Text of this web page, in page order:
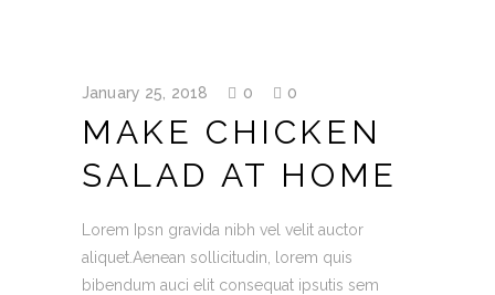
January 25, 2018 0 0
MAKE CHICKEN
SALAD AT HOME
Lorem Ipsn gravida nibh vel velit auctor
aliquet.Aenean sollicitudin, lorem quis
bibendum auci elit consequat ipsutis sem